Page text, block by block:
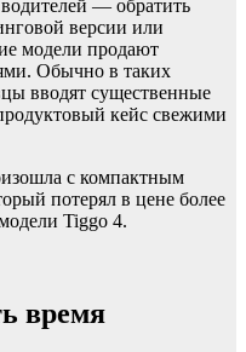
— обратить
версии или
модели продают
Обычно в таких
вводят существенные
кейс свежими
с компактным
потерял в цене более
Tiggo 4.
время